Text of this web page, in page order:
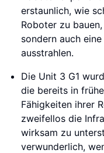
erstaunlich, wie
Roboter zu
sondern auch
ausstrahlen.
Die Unit 3 G1
die bereits in
Fähigkeiten ihrer
zweifellos die
wirksam zu
verwunderlich,